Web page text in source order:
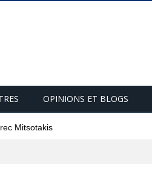
OPINIONS ET BLOGS
Mitsotakis